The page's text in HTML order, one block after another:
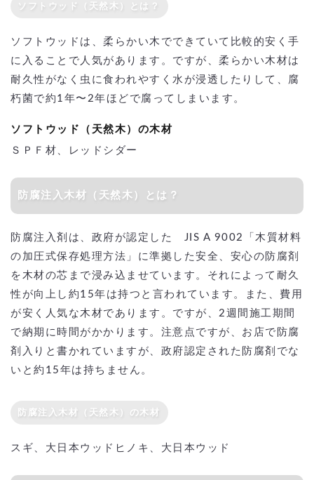
ソフトウッド（天然木）とは？
ソフトウッドは、柔らかい木でできていて比較的安く手
に入ることで人気があります。ですが、柔らかい木材は
耐久性がなく虫に食われやすく水が浸透したりして、腐
朽菌で約1年〜2年ほどで腐ってしまいます。
ソフトウッド（天然木）の木材
ＳＰＦ材、レッドシダー
防腐注入木材（天然木）とは？
防腐注入剤は、政府が認定した JIS A 9002「木質材料
の加圧式保存処理方法」に準拠した安全、安心の防腐剤
を木材の芯まで浸み込ませています。それによって耐久
性が向上し約15年は持つと言われています。また、費用
が安く人気な木材であります。ですが、2週間施工期間
で納期に時間がかかります。注意点ですが、お店で防腐
剤入りと書かれていますが、政府認定された防腐剤でな
いと約15年は持ちません。
防腐注入木材（天然木）の木材
スギ、大日本ウッドヒノキ、大日本ウッド